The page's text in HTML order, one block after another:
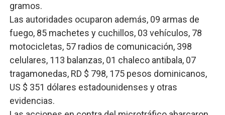
gramos.
Las autoridades ocuparon además, 09 armas de
fuego, 85 machetes y cuchillos, 03 vehículos, 78
motocicletas, 57 radios de comunicación, 398
celulares, 113 balanzas, 01 chaleco antibala, 07
tragamonedas, RD $ 798, 175 pesos dominicanos,
US $ 351 dólares estadounidenses y otras
evidencias.